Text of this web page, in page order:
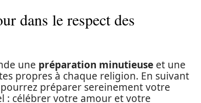
dans le respect des
une préparation minutieuse et une
propres à chaque religion. En suivant
préparer sereinement votre
: célébrer votre amour et votre